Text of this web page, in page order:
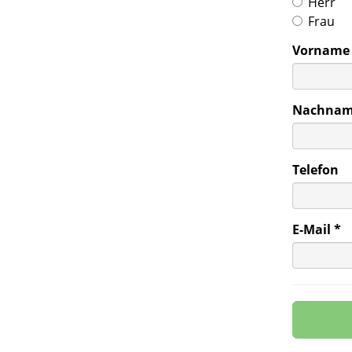
Frau
Vorname
Telefon
E-Mail *